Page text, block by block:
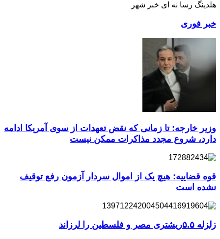
هلدینگ رسا نه ای خبر شهر
خبر فوری
وزیر خارجه: تا زمانی که نقض تعهدات از سوی آمریکا ادامه
دارد، شروع مجدد مذاکرات ممکن نیست
قوه قضاییه: هیچ یک از اموال سردار آزمون رفع توقیف
نشده است
زلزله ۵.۵ریشتری مصر و فلسطین را لرزاند